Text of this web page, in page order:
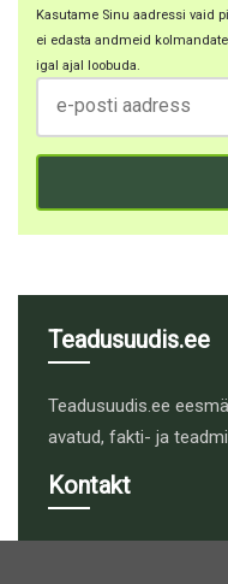
Kasutame Sinu aadressi vaid
ei edasta andmeid
igal ajal loobuda.
Teadusuudis.ee
Teadusuudis.ee
avatud, fakti- ja
Kontakt